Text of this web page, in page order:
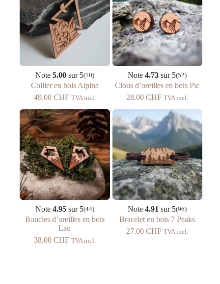
Note 5.00sur 5(10)
Collier en bois Alpina
49.00 CHF TVA incl.
Note4.73 sur 5(52)
Clous d’oreilles en bois Pic
28.00CHF TVA incl.
Note 4.95sur 5(44)
Boucles d’oreilles en bois
Lao
38.00 CHF TVA incl.
Note4.91 sur 5(96)
Bracelet en bois 7 Peaks
27.00CHF TVA incl.